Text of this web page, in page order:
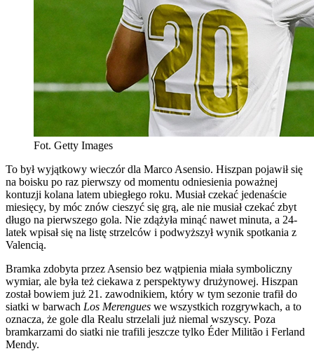
Fot. Getty Images
To był wyjątkowy wieczór dla Marco Asensio. Hiszpan pojawił się
na boisku po raz pierwszy od momentu odniesienia poważnej
kontuzji kolana latem ubiegłego roku. Musiał czekać jedenaście
miesięcy, by móc znów cieszyć się grą, ale nie musiał czekać zbyt
długo na pierwszego gola. Nie zdążyła minąć nawet minuta, a 24-
latek wpisał się na listę strzelców i podwyższył wynik spotkania z
Valencią.
Bramka zdobyta przez Asensio bez wątpienia miała symboliczny
wymiar, ale była też ciekawa z perspektywy drużynowej. Hiszpan
został bowiem już 21. zawodnikiem, który w tym sezonie trafił do
siatki w barwach Los Merengues we wszystkich rozgrywkach, a to
oznacza, że gole dla Realu strzelali już niemal wszyscy. Poza
bramkarzami do siatki nie trafili jeszcze tylko Éder Militão i Ferland
Mendy.